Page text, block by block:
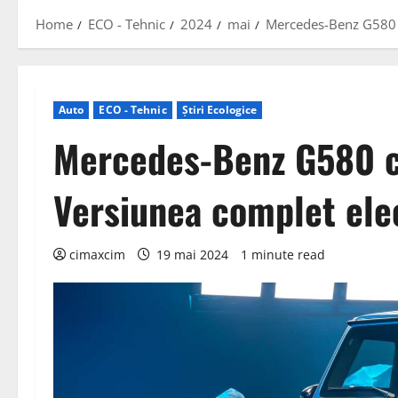
Home ECO - Tehnic 2024 mai Mercedes-Benz
Auto ECO - Tehnic Știri Ecologice
Mercedes-Benz G580
Versiunea complet
cimaxcim 19 mai 2024 1 minute read